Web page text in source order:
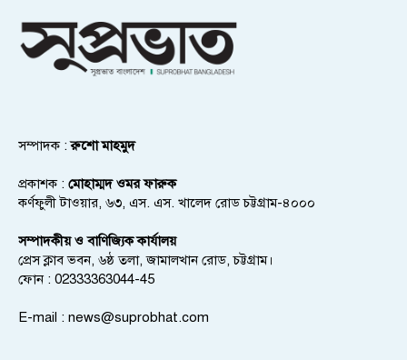
সম্পাদক :রুশো মাহমুদ
প্রকাশক : মোহাম্মদ ওমর ফারুক
কর্ণফুলী টাওয়ার, ৬৩, এস. এস. খালেদ রোড চট্টগ্রাম-৪০০০
সম্পাদকীয় ও বাণিজ্যিক কার্যালয়
প্রেস ক্লাব ভবন, ৬ষ্ঠ তলা, জামালখান রোড, চট্টগ্রাম।
ফোন : 02333363044-45
E-mail : news@suprobhat.com